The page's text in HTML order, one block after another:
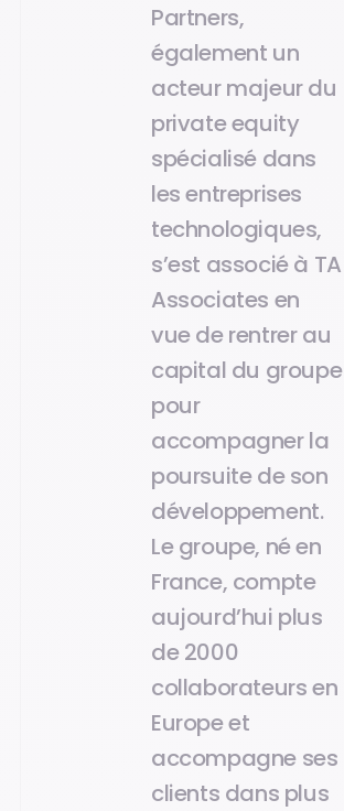
Partners,
également un
acteur majeur du
private equity
spécialisé dans
les entreprises
technologiques,
s’est associé à TA
Associates en
vue de rentrer au
capital du groupe
pour
accompagner la
poursuite de son
développement.
Le groupe, né en
France, compte
aujourd’hui plus
de 2000
collaborateurs en
Europe et
accompagne ses
clients dans plus